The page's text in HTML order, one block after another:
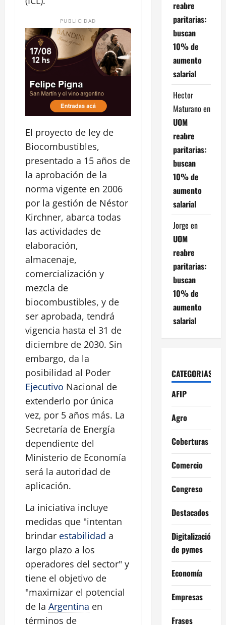
PUBLICIDAD
El proyecto de ley de
Biocombustibles,
presentado a 15 años de
la aprobación de la
norma vigente en 2006
por la gestión de Néstor
Kirchner, abarca todas
las actividades de
elaboración,
almacenaje,
comercialización y
mezcla de
biocombustibles, y de
ser aprobada, tendrá
vigencia hasta el 31 de
diciembre de 2030. Sin
embargo, da la
posibilidad al Poder
Ejecutivo Nacional de
extenderlo por única
vez, por 5 años más. La
Secretaría de Energía
dependiente del
Ministerio de Economía
será la autoridad de
aplicación.
La iniciativa incluye
medidas que "intentan
brindar estabilidad a
largo plazo a los
operadores del sector" y
tiene el objetivo de
"maximizar el potencial
de la Argentina en
términos de
reabre
paritarias:
buscan
10% de
aumento
salarial
Hector
Maturano en
UOM
reabre
paritarias:
buscan
10% de
aumento
salarial
Jorge en
UOM
reabre
paritarias:
buscan
10% de
aumento
salarial
CATEGORIAS
AFIP
Agro
Coberturas
Comercio
Congreso
Destacados
Digitalización
de pymes
Economía
Empresas
Frases